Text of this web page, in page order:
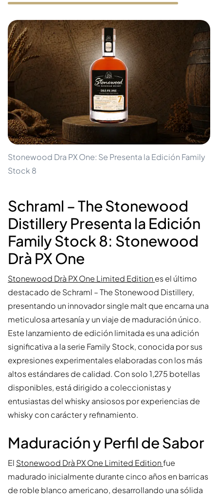
Stonewood Dra PX One: Se Presenta la Edición Family
Stock 8
Schraml – The Stonewood
Distillery Presenta la Edición
Family Stock 8: Stonewood
Drà PX One
Stonewood Drà PX One Limited Edition es el último
destacado de Schraml – The Stonewood Distillery,
presentando un innovador single malt que encarna una
meticulosa artesanía y un viaje de maduración único.
Este lanzamiento de edición limitada es una adición
significativa a la serie Family Stock, conocida por sus
expresiones experimentales elaboradas con los más
altos estándares de calidad. Con solo 1,275 botellas
disponibles, está dirigido a coleccionistas y
entusiastas del whisky ansiosos por experiencias de
whisky con carácter y refinamiento.
Maduración y Perfil de Sabor
El Stonewood Drà PX One Limited Editionfue
madurado inicialmente durante cinco años en barricas
de roble blanco americano, desarrollando una sólida